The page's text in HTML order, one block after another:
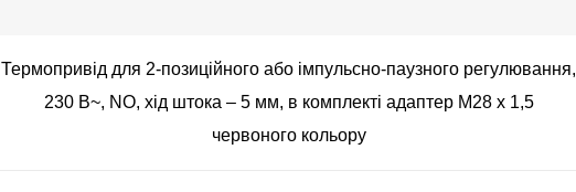
Термопривід для 2-позиційного або імпульсно-паузного регулювання,
230 В~, NO, хід штока – 5 мм, в комплекті адаптер M28 x 1,5
червоного кольору